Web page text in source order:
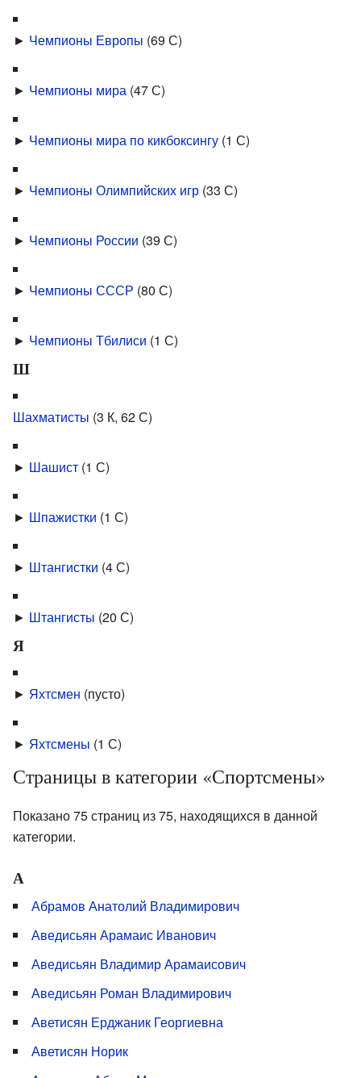
► Чемпионы Европы (69 С)
► Чемпионы мира (47 С)
► Чемпионы мира по кикбоксингу (1 С)
► Чемпионы Олимпийских игр (33 С)
► Чемпионы России (39 С)
► Чемпионы СССР (80 С)
► Чемпионы Тбилиси (1 С)
Ш
Шахматисты (3 К, 62 С)
► Шашист (1 С)
► Шпажистки (1 С)
► Штангистки (4 С)
► Штангисты (20 С)
Я
► Яхтсмен (пусто)
► Яхтсмены (1 С)
Страницы в категории «Спортсмены»
Показано 75 страниц из 75, находящихся в данной
категории.
А
Абрамов Анатолий Владимирович
Аведисьян Арамаис Иванович
Аведисьян Владимир Арамаисович
Аведисьян Роман Владимирович
Аветисян Ерджаник Георгиевна
Аветисян Норик